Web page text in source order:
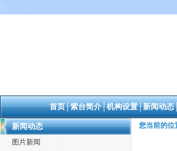
首页│紫台简介│机构设置│新闻动态
新闻动态
图片新闻
您当前的位